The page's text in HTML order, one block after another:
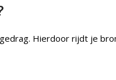
Hierdoor rijdt je